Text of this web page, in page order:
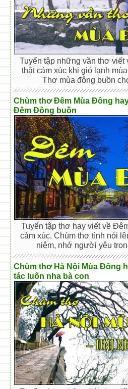
Tuyển tập những vần thơ viết
thật cảm xúc khi gió lạnh
Thơ mùa đông buồn
Chùm thơ Đêm Mùa Đông
Đêm Đông buồn
Tuyển tập thơ hay viết về
cảm xúc. Chùm thơ tình nói
niệm, nhớ người yêu
Chùm thơ Hà Nội Mùa Đông
tác luôn nha bà con